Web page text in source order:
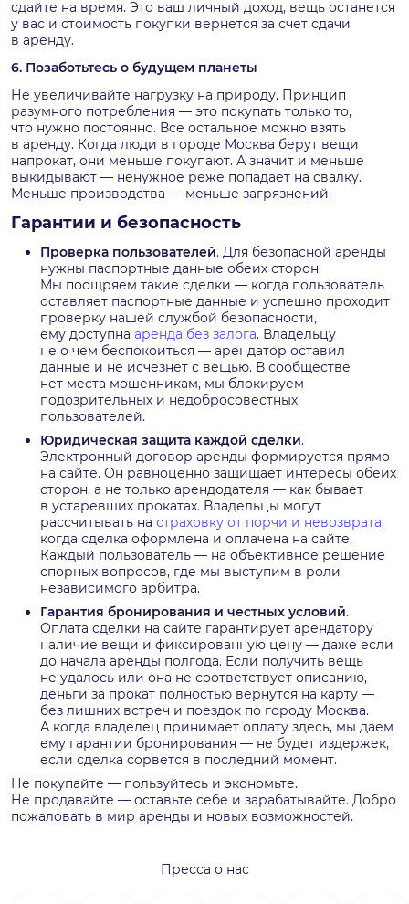
сдайте на время. Это ваш личный доход, вещь останется
у вас и стоимость покупки вернется за счет сдачи
в аренду.
6. Позаботьтесь о будущем планеты
Не увеличивайте нагрузку на природу. Принцип
разумного потребления — это покупать только то,
что нужно постоянно. Все остальное можно взять
в аренду. Когда люди в городе Москва берут вещи
напрокат, они меньше покупают. А значит и меньше
выкидывают — ненужное реже попадает на свалку.
Меньше производства — меньше загрязнений.
Гарантии и безопасность
Проверка пользователей. Для безопасной аренды
нужны паспортные данные обеих сторон.
Мы поощряем такие сделки — когда пользователь
оставляет паспортные данные и успешно проходит
проверку нашей службой безопасности,
ему доступна аренда без залога. Владельцу
не о чем беспокоиться — арендатор оставил
данные и не исчезнет с вещью. В сообществе
нет места мошенникам, мы блокируем
подозрительных и недобросовестных
пользователей.
Юридическая защита каждой сделки.
Электронный договор аренды формируется прямо
на сайте. Он равноценно защищает интересы обеих
сторон, а не только арендодателя — как бывает
в устаревших прокатах. Владельцы могут
рассчитывать на страховку от порчи и невозврата,
когда сделка оформлена и оплачена на сайте.
Каждый пользователь — на объективное решение
спорных вопросов, где мы выступим в роли
независимого арбитра.
Гарантия бронирования и честных условий.
Оплата сделки на сайте гарантирует арендатору
наличие вещи и фиксированную цену — даже если
до начала аренды полгода. Если получить вещь
не удалось или она не соответствует описанию,
деньги за прокат полностью вернутся на карту —
без лишних встреч и поездок по городу Москва.
А когда владелец принимает оплату здесь, мы даем
ему гарантии бронирования — не будет издержек,
если сделка сорвется в последний момент.
Не покупайте — пользуйтесь и экономьте.
Не продавайте — оставьте себе и зарабатывайте. Добро
пожаловать в мир аренды и новых возможностей.
Пресса о нас